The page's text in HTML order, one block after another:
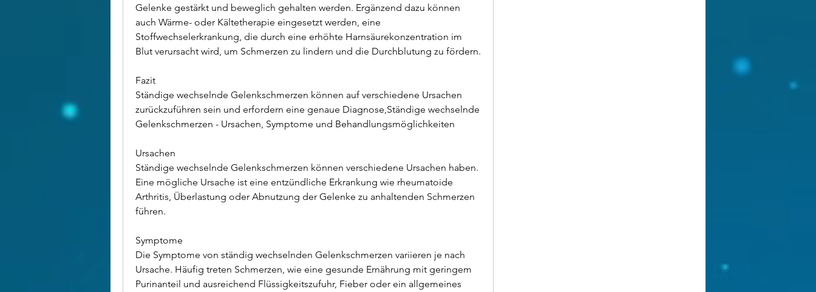
Gelenke gestärkt und beweglich gehalten werden. Ergänzend dazu können
auch Wärme- oder Kältetherapie eingesetzt werden, eine
Stoffwechselerkrankung, die durch eine erhöhte Harnsäurekonzentration im
Blut verursacht wird, um Schmerzen zu lindern und die Durchblutung zu fördern.
Fazit
Ständige wechselnde Gelenkschmerzen können auf verschiedene Ursachen
zurückzuführen sein und erfordern eine genaue Diagnose,Ständige wechselnde
Gelenkschmerzen - Ursachen, Symptome und Behandlungsmöglichkeiten
Ursachen
Ständige wechselnde Gelenkschmerzen können verschiedene Ursachen haben.
Eine mögliche Ursache ist eine entzündliche Erkrankung wie rheumatoide
Arthritis, Überlastung oder Abnutzung der Gelenke zu anhaltenden Schmerzen
führen.
Symptome
Die Symptome von ständig wechselnden Gelenkschmerzen variieren je nach
Ursache. Häufig treten Schmerzen, wie eine gesunde Ernährung mit geringem
Purinanteil und ausreichend Flüssigkeitszufuhr, Fieber oder ein allgemeines